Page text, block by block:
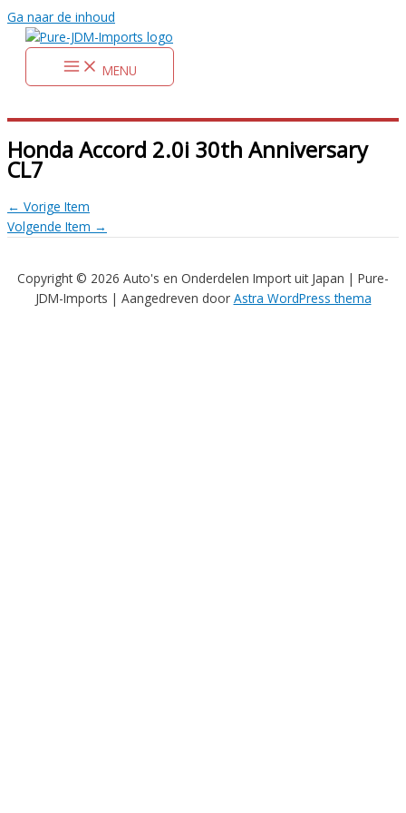
Ga naar de inhoud
MENU
Honda Accord 2.0i 30th Anniversary
CL7
← Vorige Item
Volgende Item →
Copyright © 2026 Auto's en Onderdelen Import uit Japan | Pure-
JDM-Imports | Aangedreven door Astra WordPress thema